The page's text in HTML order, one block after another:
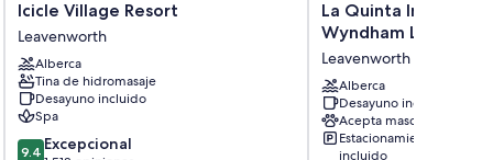
Icicle
Village
Resort
Leavenworth
Icicle Village Resort
Leavenworth
Alberca
Tina de hidromasaje
Desayuno incluido
Spa
9.4
9.4 Excepcional
La
Quinta
Inn
And
Suites
By
Wyndham
Leavenworth
La Quinta Inn And
Wyndham
Leavenworth
Alberca
Desayuno incluido
Acepta mascotas
Estacionamiento
incluido